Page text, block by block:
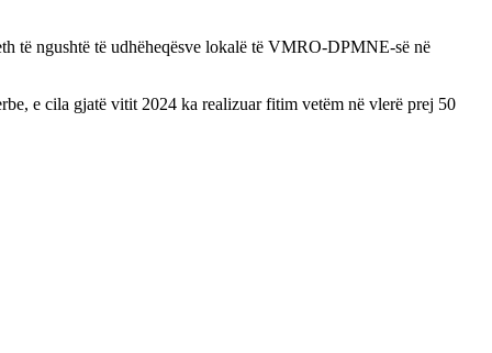
të ngushtë të udhëheqësve lokalë të VMRO-DPMNE-së në
e cila gjatë vitit 2024 ka realizuar fitim vetëm në vlerë prej 50